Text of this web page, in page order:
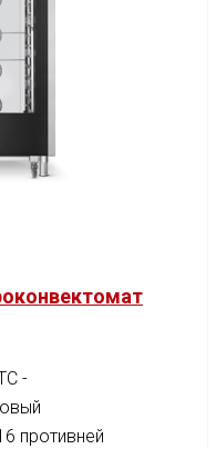
-
противней